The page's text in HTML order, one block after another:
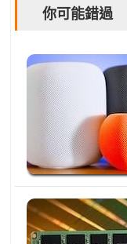
你可能錯過